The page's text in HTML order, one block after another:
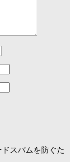
スパムを防ぐた